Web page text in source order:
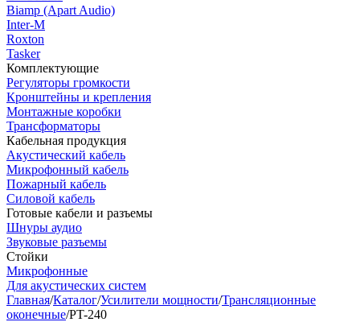
Biamp (Apart Audio)
Inter-M
Roxton
Tasker
Комплектующие
Регуляторы громкости
Кронштейны и крепления
Монтажные коробки
Трансформаторы
Кабельная продукция
Акустический кабель
Микрофонный кабель
Пожарный кабель
Силовой кабель
Готовые кабели и разъемы
Шнуры аудио
Звуковые разъемы
Стойки
Микрофонные
Для акустических систем
Главная/Каталог/Усилители мощности/Трансляционные
оконечные/PT-240